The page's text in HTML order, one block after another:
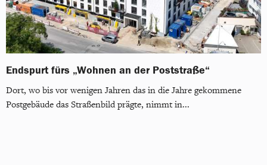
Endspurt fürs „Wohnen an der Poststraße“
Dort, wo bis vor wenigen Jahren das in die Jahre gekommene
Postgebäude das Straßenbild prägte, nimmt in...